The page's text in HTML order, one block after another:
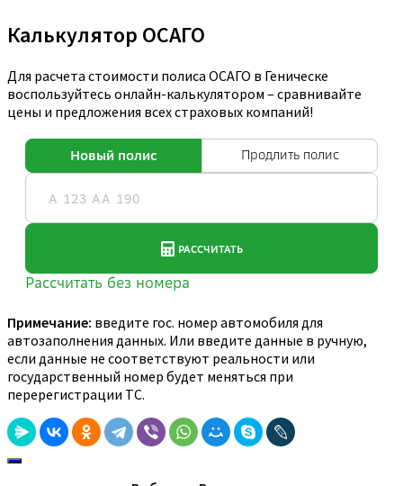
Калькулятор ОСАГО
Для расчета стоимости полиса ОСАГО в Геническе
воспользуйтесь онлайн-калькулятором – сравнивайте
цены и предложения всех страховых компаний!
Примечание: введите гос. номер автомобиля для
автозаполнения данных. Или введите данные в ручную,
если данные не соответствуют реальности или
государственный номер будет меняться при
перерегистрации ТС.